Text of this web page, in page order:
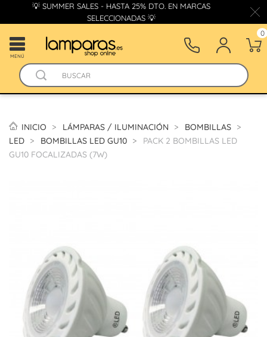
💡 SUMMER SALES - HASTA 25% DTO. EN MARCAS
SELECCIONADAS 💡
MENÚ
0
INICIO LÁMPARAS / ILUMINACIÓN
BOMBILLAS
LED
BOMBILLAS LED GU10
PACK 2 BOMBILLAS LED
GU10 FOCALIZADAS (7W)